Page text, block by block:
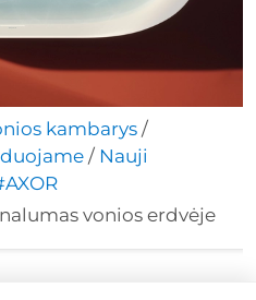
kambarys /
/ Nauji
vonios erdvėje